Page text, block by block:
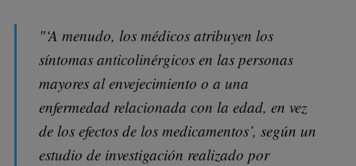
"‘A menudo, los médicos atribuyen los
síntomas anticolinérgicos en las personas
mayores al envejecimiento o a una
enfermedad relacionada con la edad, en vez
de los efectos de los medicamentos’, según un
estudio de investigación realizado por